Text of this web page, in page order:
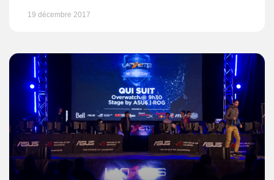
19 décembre 2017